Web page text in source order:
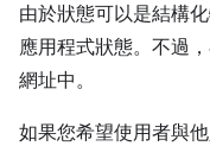
由於狀態可以是結構
應用程式狀態。不過
網址中。
如果您希望使用者與